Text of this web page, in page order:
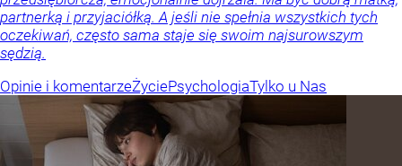
partnerką i przyjaciółką. A jeśli nie spełnia wszystkich tych
oczekiwań, często sama staje się swoim najsurowszym
sędzią.
Opinie i komentarzeŻyciePsychologiaTylko u Nas